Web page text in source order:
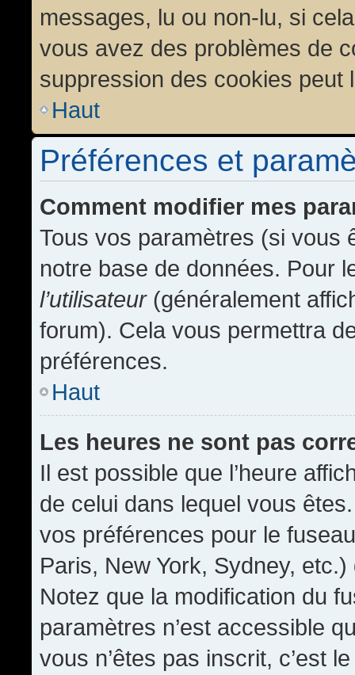
messages, lu ou non-lu, si
vous avez des problèmes de
suppression des cookies peut
Haut
Préférences et
Comment modifier mes
Tous vos paramètres (si vous
notre base de données. Pour
l’utilisateur(généralement
forum). Cela vous permettra
préférences.
Haut
Les heures ne sont pas
Il est possible que l’heure
de celui dans lequel vous
vos préférences pour le
Paris, New York, Sydney,
Notez que la modification du
paramètres n’est accessible
vous n’êtes pas inscrit, c’est